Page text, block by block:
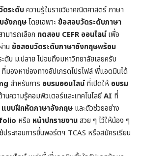
วัดระดับความรู้ในรายวิชาคณิตศาสตร์ภาษา
อังกฤษโดยเฉพาะข้อสอบวัดระดับภาษา
มารถเลือก ทดสอบ CEFR ออนไลน์เพื่อ
น ข้อสอบวัดระดับภาษาอังกฤษพร้อม
บ ม.ปลาย ไปจนถึงมหาวิทยาลัยเลยครับ
มองหาช่องทางอัปเกรดโปรไฟล์ พี่แอดมินได้
สำหรับการ อบรมออนไลน์ที่เปิดให้ อบรม
นความรู้คอมพิวเตอร์และเทคโนโลยีAI ที่
แบบฝึกหัดภาษาอังกฤษ และตัวช่วยอย่าง
หรือ หน้าปกรายงานสวย ๆ ไว้ให้น้อง ๆ
ประกอบการยื่นพอร์ตฯ TCAS หรือสมัครเรียน